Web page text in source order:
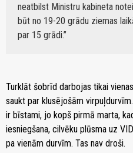
neatbilst Ministru kabineta
būt no 19-20 grādu ziemas
par 15 grādi.
Turklāt šobrīd darbojas tikai
saukt par klusējošām
ir bīstami, jo kopš pirmā marta,
iesniegšana, cilvēku plūsma uz
pa vienām durvīm. Tas nav droši.